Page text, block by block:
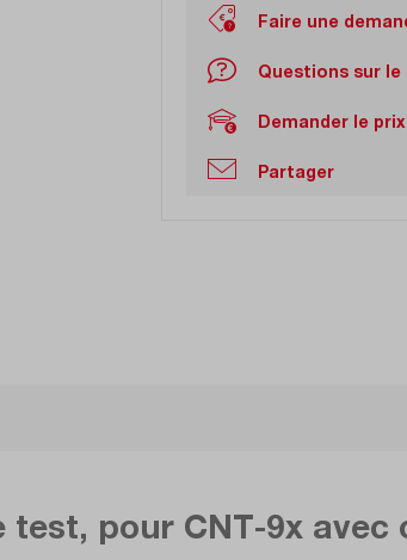
Faire une
Questions sur
Demander le
Partager
test, pour CNT-9x